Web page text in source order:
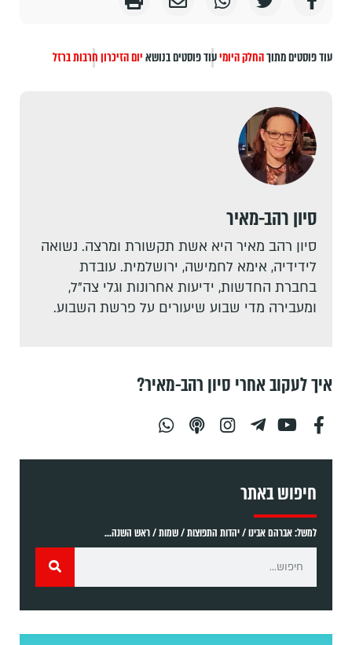
עוד פוסטים מתוךהחלק היומיעוד פוסטים בנושאיום הזיכרוןחרבות ברזל
סיון רהב-מאיר
סיון רהב מאיר היא אשת תקשורת ומרצה. נשואה
לידידיה, אימא לחמישה, ירושלמית. עובדת
בחברת החדשות, ידיעות אחרונות וגלי צה"ל,
ומעבירה מדי שבוע שיעורים על פרשת השבוע.
איך לעקוב אחרי סיון רהב-מאיר?
חיפוש באתר
למשל: אברהם אבינו / יהדות התפוצות / שמות / ראש השנה...